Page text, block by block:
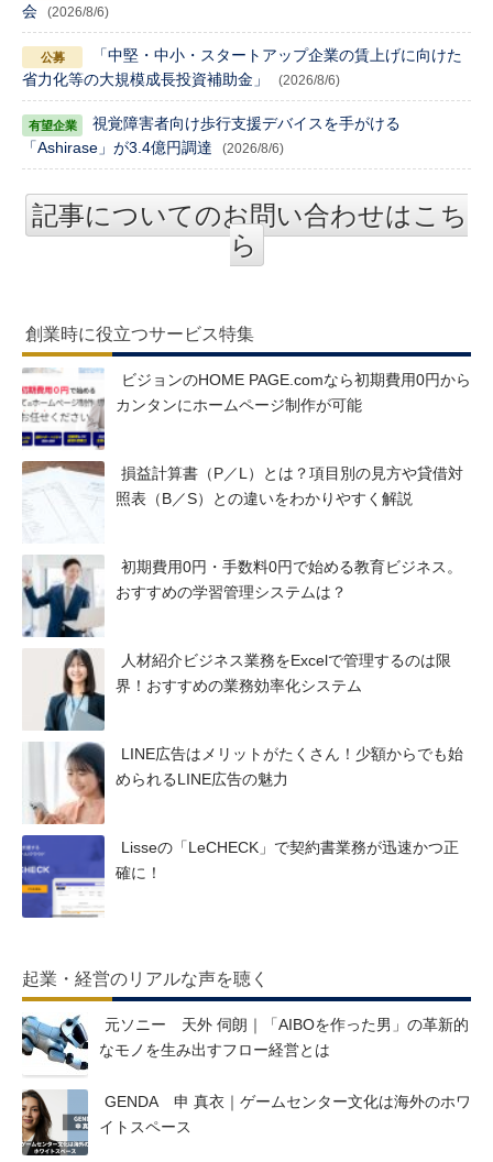
会
(2026/8/6)
「中堅・中小・スタートアップ企業の賃上げに向けた
省力化等の大規模成長投資補助金」
(2026/8/6)
視覚障害者向け歩行支援デバイスを手がける
「Ashirase」が3.4億円調達
(2026/8/6)
記事についてのお問い合わせはこち
ら
創業時に役立つサービス特集
ビジョンのHOME PAGE.comなら初期費用0円から
カンタンにホームページ制作が可能
損益計算書（P／L）とは？項目別の見方や貸借対
照表（B／S）との違いをわかりやすく解説
初期費用0円・手数料0円で始める教育ビジネス。
おすすめの学習管理システムは？
人材紹介ビジネス業務をExcelで管理するのは限
界！おすすめの業務効率化システム
LINE広告はメリットがたくさん！少額からでも始
められるLINE広告の魅力
Lisseの「LeCHECK」で契約書業務が迅速かつ正
確に！
起業・経営のリアルな声を聴く
元ソニー 天外 伺朗｜「AIBOを作った男」の革新的
なモノを生み出すフロー経営とは
GENDA 申 真衣｜ゲームセンター文化は海外のホワ
イトスペース